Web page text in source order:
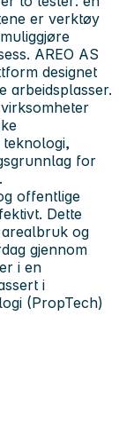
er verktøy
AREO AS
designet
arbeidsplasser.
for
offentlige
Dette
og
gjennom
i en
i
(PropTech)